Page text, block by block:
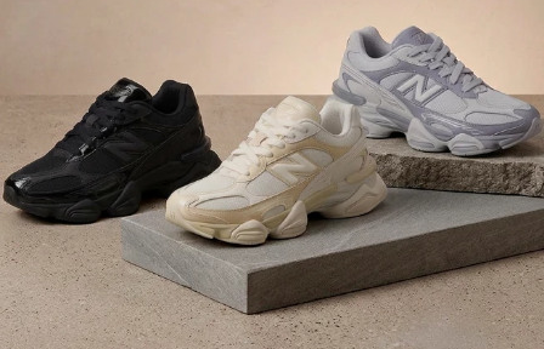
COMPRAR
PRODUTO
Leia também:
Top 10 Mini Mochilas: Como Usar e
Quais Escolher
3. Bolsa Farm Fervo Honolulu Carioca